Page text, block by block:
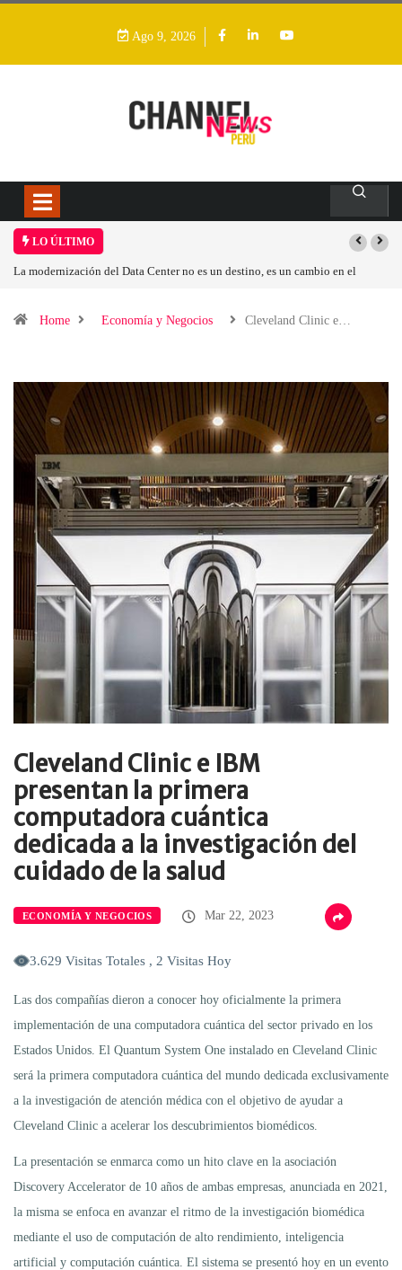
Ago 9, 2026
LO ÚLTIMO
del Data Center no es un destino, es un cambio en el
Home Economía y Negocios Cleveland Clinic e…
Cleveland Clinic e IBM
presentan la primera
computadora cuántica
dedicada a la investigación del
cuidado de la salud
ECONOMÍA Y NEGOCIOS Mar 22, 2023
3.629 Visitas Totales , 2 Visitas Hoy
Las dos compañías dieron a conocer hoy oficialmente la primera
implementación de una computadora cuántica del sector privado en los
Estados Unidos. El Quantum System One instalado en Cleveland Clinic
será la primera computadora cuántica del mundo dedicada exclusivamente
a la investigación de atención médica con el objetivo de ayudar a
Cleveland Clinic a acelerar los descubrimientos biomédicos.
La presentación se enmarca como un hito clave en la asociación
Discovery Accelerator de 10 años de ambas empresas, anunciada en 2021,
la misma se enfoca en avanzar el ritmo de la investigación biomédica
mediante el uso de computación de alto rendimiento, inteligencia
artificial y computación cuántica. El sistema se presentó hoy en un evento